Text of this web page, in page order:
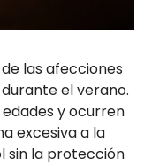
las afecciones
el verano.
y ocurren
excesiva a la
sin la protección